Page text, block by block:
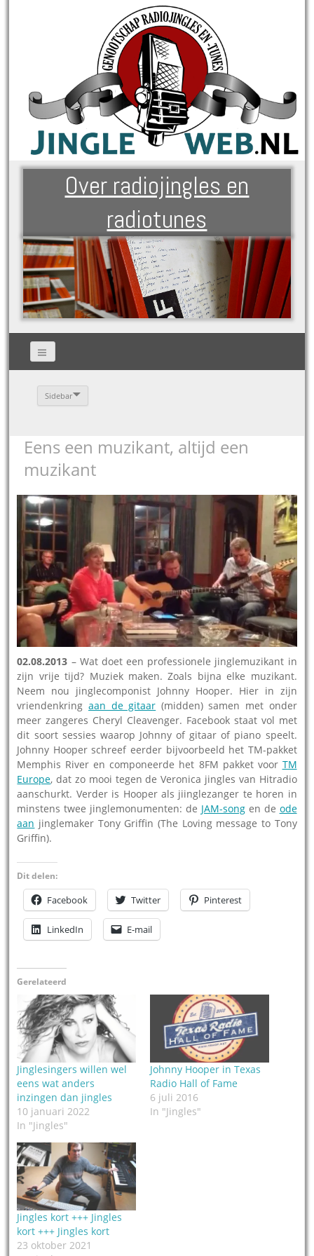
Over radiojingles en
radiotunes
Sidebar
Eens een muzikant, altijd een
muzikant
02.08.2013 – Wat doet een professionele jinglemuzikant in
zijn vrije tijd? Muziek maken. Zoals bijna elke muzikant.
Neem nou jinglecomponist Johnny Hooper. Hier in zijn
vriendenkringaan de gitaar (midden) samen met onder
meer zangeres Cheryl Cleavenger. Facebook staat vol met
dit soort sessies waarop Johnny of gitaar of piano speelt.
Johnny Hooper schreef eerder bijvoorbeeld het TM-pakket
Memphis River en componeerde het 8FM pakket voor TM
Europe, dat zo mooi tegen de Veronica jingles van Hitradio
aanschurkt. Verder is Hooper als jiinglezanger te horen in
minstens twee jinglemonumenten: de JAM-songen de ode
aan jinglemaker Tony Griffin (The Loving message to Tony
Griffin).
Dit delen:
Facebook Twitter Pinterest
LinkedIn E-mail
Gerelateerd
Jinglesingers willen wel
eens wat anders
inzingen dan jingles
10 januari 2022
In "Jingles"
Johnny Hooper in Texas
Radio Hall of Fame
6 juli 2016
In "Jingles"
Jingles kort +++ Jingles
kort +++ Jingles kort
23 oktober 2021